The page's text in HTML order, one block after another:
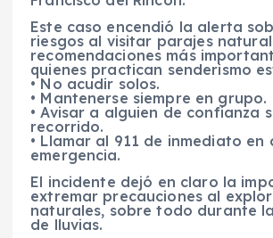
Este caso encendió la alerta
riesgos al visitar parajes
recomendaciones más
quienes practican senderismo
• No acudir solos.
• Mantenerse siempre en grupo.
• Avisar a alguien de confianza
recorrido.
• Llamar al 911 de inmediato en
emergencia.
El incidente dejó en claro la
extremar precauciones al
naturales, sobre todo durante
de lluvias.